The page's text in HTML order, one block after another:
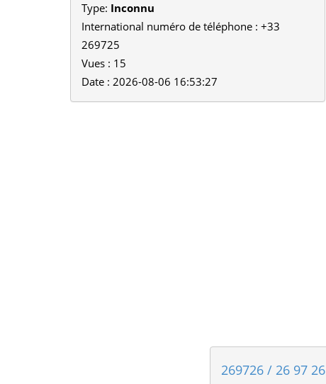
Type: Inconnu
International numéro de téléphone : +33
269725
Vues : 15
Date : 2026-08-06 16:53:27
269726 / 26 97 26